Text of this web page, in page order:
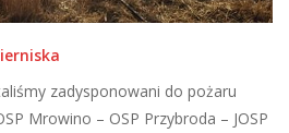
zadysponowani do pożaru
Mrowino – OSP Przybroda – JOSP